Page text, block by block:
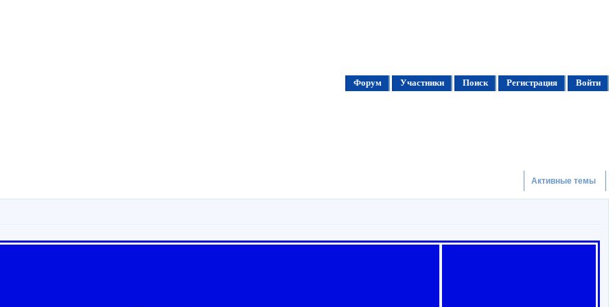
Форум Участники Поиск Регистрация Войти
Активные темы